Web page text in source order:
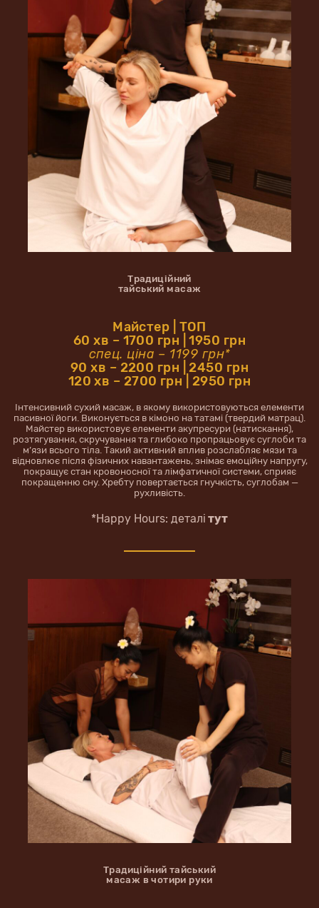
Традиційний
тайський масаж
Майстер | ТОП
60 хв – 1700 грн | 1950 грн
спец. ціна – 1199 грн*
90 хв – 2200 грн | 2450 грн
120 хв – 2700 грн | 2950 грн
Інтенсивний сухий масаж, в якому використовуються елементи
пасивної йоги. Виконується в кімоно на татамі (твердий матрац).
Майстер використовує елементи акупресури (натискання),
розтягування, скручування та глибоко пропрацьовує суглоби та
м’язи всього тіла. Такий активний вплив розслабляє мязи та
відновлює після фізичних навантажень, знімає емоційну напругу,
покращує стан кровоносної та лімфатичної системи, сприяє
покращенню сну. Хребту повертається гнучкість, суглобам —
рухливість.
*Happy Hours: деталі тут
Традиційний тайський
масаж в чотири руки